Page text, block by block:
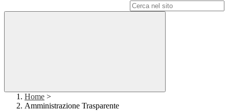
Home >
Amministrazione Trasparente